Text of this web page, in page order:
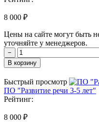
8 000 ₽
Цены на сайте могут быть
уточняйте у менеджеров.
−
В корзину
Быстрый просмотр
ПО "Развитие речи 3-5 лет"
Рейтинг:
8 000 ₽